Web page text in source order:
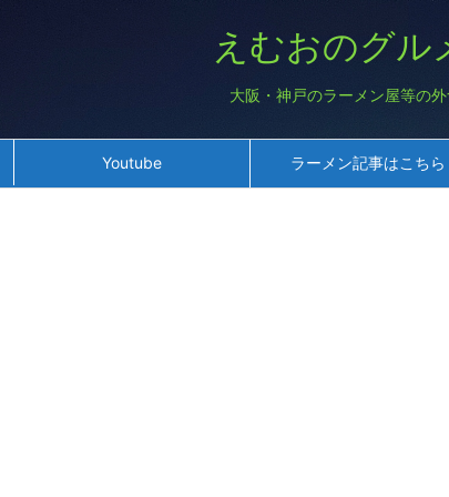
えむおのグル
大阪・神戸のラーメン屋等の
Youtube ラーメン記事はこちら